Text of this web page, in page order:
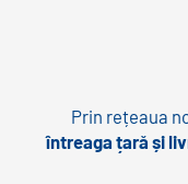
Prin rețeaua
întreaga țară și